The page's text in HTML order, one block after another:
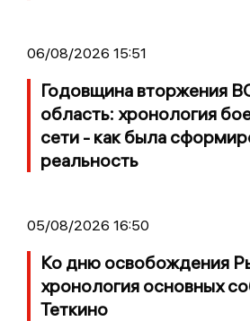
06/08/2026 15:51
Годовщина вторжения
область: хронология
сети - как была
реальность
05/08/2026 16:50
Ко дню освобождения
хронология основных
Теткино